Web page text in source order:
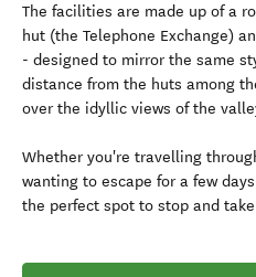
The facilities are made up of a
hut (the Telephone Exchange)
- designed to mirror the same
distance from the huts among
over the idyllic views of the
Whether you're travelling
wanting to escape for a few
the perfect spot to stop and